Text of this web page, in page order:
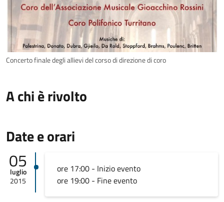
Concerto finale degli allievi del corso di direzione di coro
A chi è rivolto
Date e orari
05
luglio
2015
ore 17:00 - Inizio evento
ore 19:00 - Fine evento